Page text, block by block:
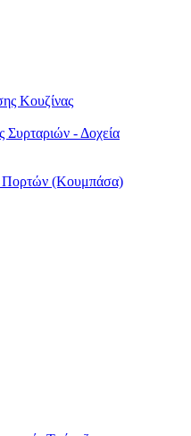
Κουζίνας
- Δοχεία
(Κουμπάσα)